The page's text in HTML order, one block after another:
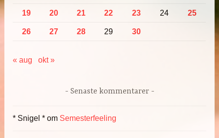
19 20 21 22 23 24 25
26 27 28 29 30
« aug okt »
Senaste kommentarer
* Snigel * om Semesterfeeling